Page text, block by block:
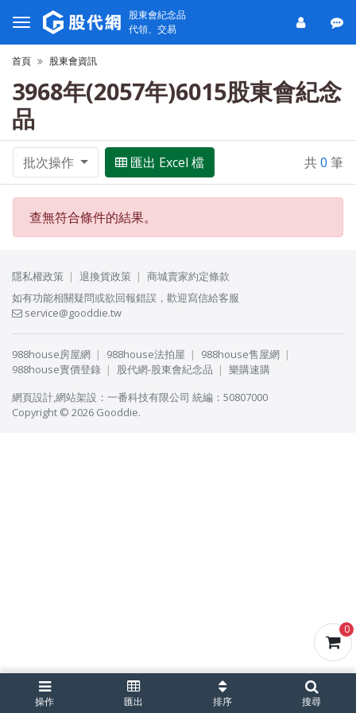
0
股東會紀念品
代領、交易
首頁 股東會資訊
3968年(2057年)6015股東會紀念
品
批次操作 匯出 Excel 檔 共0 筆
查無符合條件的結果。
操作 匯出 排序 搜尋
隱私權政策 退換貨政策
商城賣家約定條款
如有功能相關疑問或欲回報錯誤，歡迎寫信給客服
service@gooddie.tw
988house房屋網 988house法拍屋
988house售屋網
988house實價登錄
股代網-股東會紀念品
樂購速購
網頁設計,網站架設 ： 一番科技有限公司 統編：50807000
Copyright © 2026 Gooddie.